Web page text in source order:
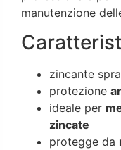
manutenzione
zincante
protezione
ideale per
zincate
protegge da